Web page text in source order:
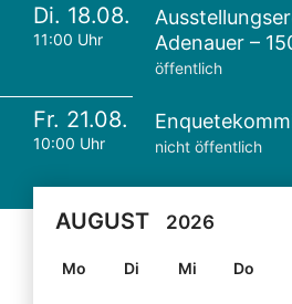
Di. 18.08.
11:00 Uhr
Adenauer –
öffentlich
Fr. 21.08.
10:00 Uhr nicht öffentlich
AUGUST 2026
Mo Di Mi Do